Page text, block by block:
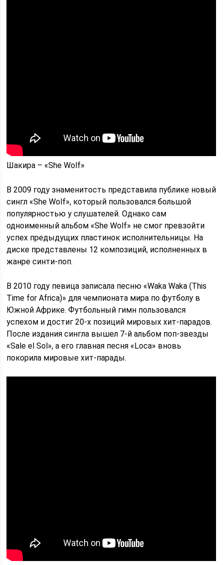
Шакира – «She Wolf»
В 2009 году знаменитость представила публике новый
сингл «She Wolf», который пользовался большой
популярностью у слушателей. Однако сам
одноименный альбом «She Wolf» не смог превзойти
успех предыдущих пластинок исполнительницы. На
диске представлены 12 композиций, исполненных в
жанре синти-поп.
В 2010 году певица записала песню «Waka Waka (This
Time for Africa)» для чемпионата мира по футболу в
Южной Африке. Футбольный гимн пользовался
успехом и достиг 20-х позиций мировых хит-парадов.
После издания сингла вышел 7-й альбом поп-звезды
«Sale el Sol», а его главная песня «Loca» вновь
покорила мировые хит-парады.